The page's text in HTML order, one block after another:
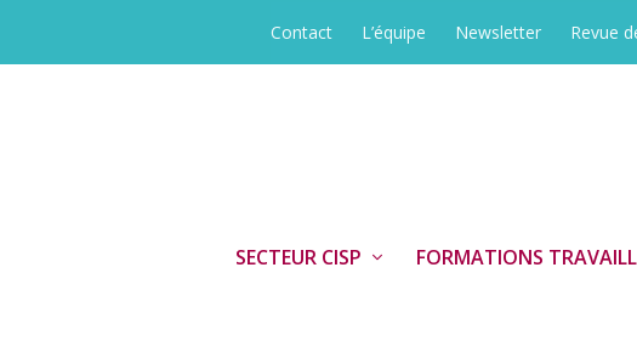
Contact L’équipe Newsletter Revue
SECTEUR CISP FORMATIONS